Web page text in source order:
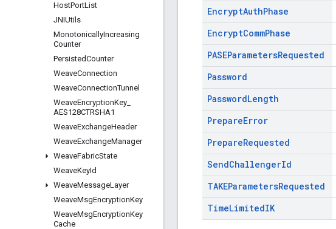
HostPortList
JNIUtils
MonotonicallyIncreasing
Counter
PersistedCounter
WeaveConnection
WeaveConnectionTunnel
WeaveEncryptionKey
AES128CTRSHA1
WeaveExchangeHeader
WeaveExchangeManager
WeaveFabricState
WeaveKeyId
WeaveMessageLayer
WeaveMsgEncryptionKey
WeaveMsgEncryptionKey
Cache
EncryptAuthPhase
EncryptCommPhase
PASEParametersRequested
Password
PasswordLength
PrepareError
PrepareRequested
SendChallengerId
TAKEParametersRequested
TimeLimitedIK